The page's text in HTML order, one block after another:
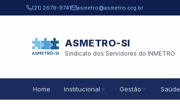
Pular para o conteúdo principal
(21) 2679-9741 asmetro@asmetro.org.br
ASMETRO-SI
Sindicato dos Servidores do INMETRO
Home Institucional Gestão Saúde